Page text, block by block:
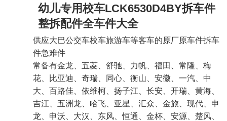
幼儿专用校车LCK6530D4BY拆车件
整拆配件全车件大全
供应大巴公交车校车旅游车等客车的原厂原车件拆车
件急难件
常备有金龙、五菱、舒驰、力帆、福田、常隆、梅
花、比亚迪、奇瑞、同心、衡山、安徽、一汽、中
大、百路佳、依维柯、扬子江、长安、开瑞、黄海、
吉江、五洲龙、哈飞、亚星、汇众、金旅、现代、申
龙、申沃、大汉、东风、恒通、金杯、安源、楚风、